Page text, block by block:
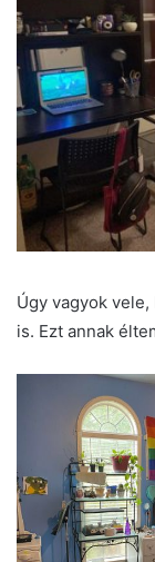
Úgy vagyok
is. Ezt annak